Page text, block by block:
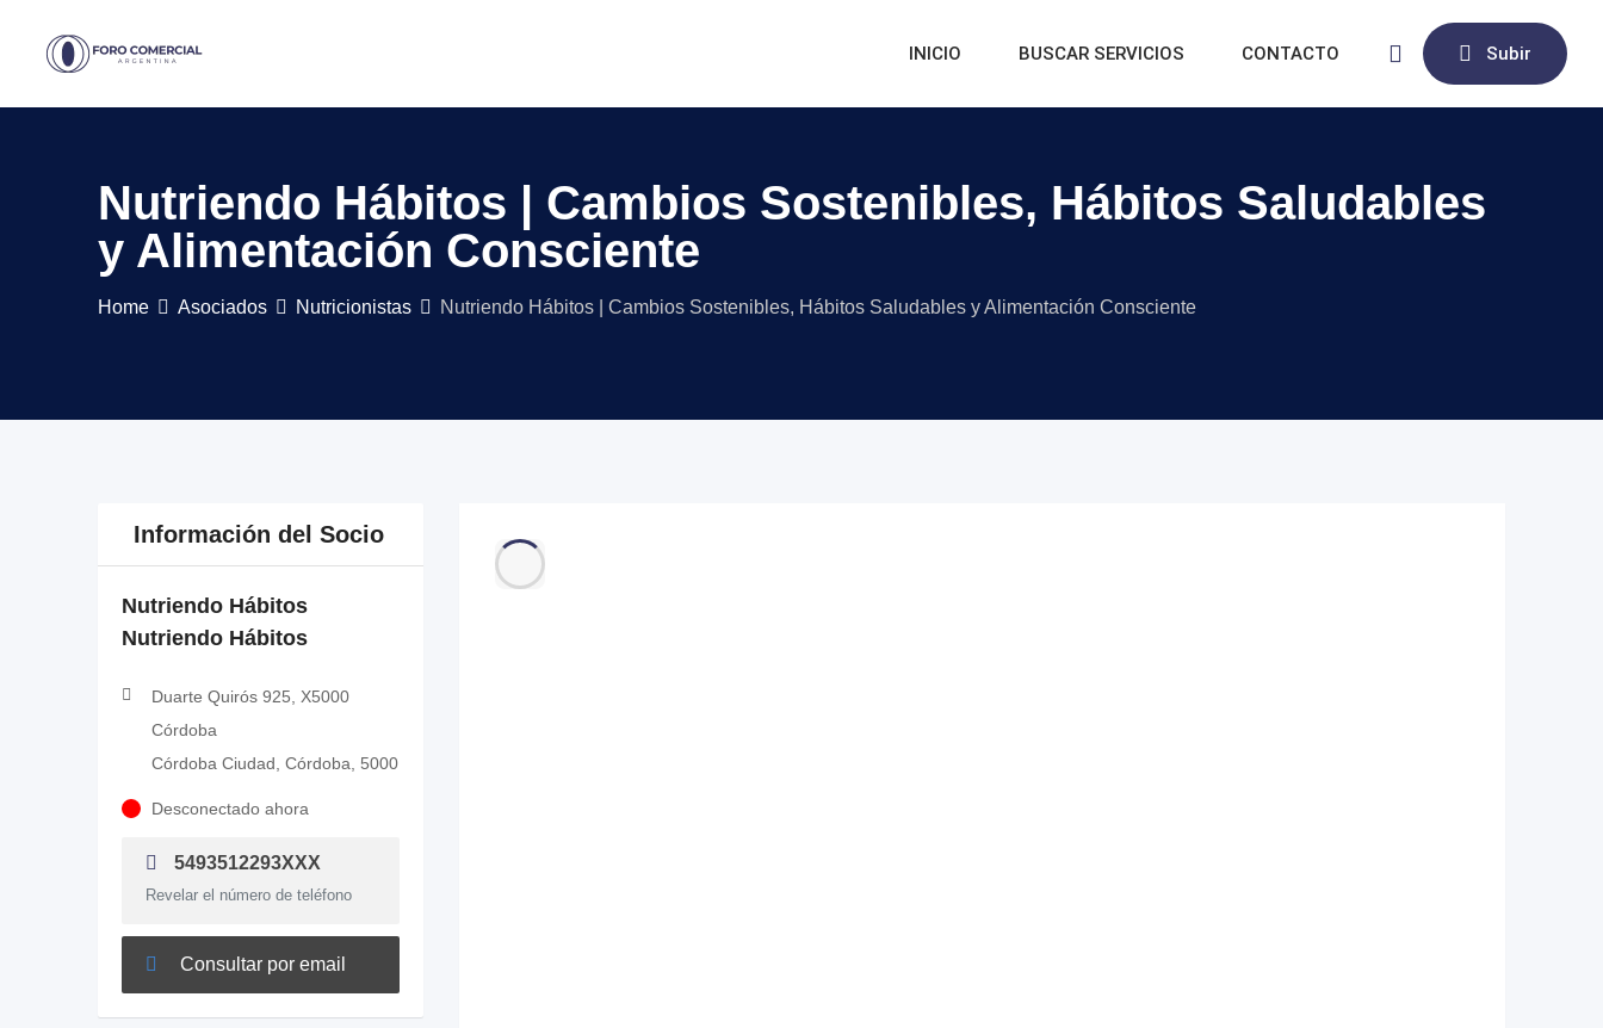
Subir
INICIO BUSCAR SERVICIOS CONTACTO
Nutriendo Hábitos | Cambios Sostenibles, Hábitos Saludables
y Alimentación Consciente
Home Asociados Nutricionistas Nutriendo Hábitos | Cambios Sostenibles, Hábitos Saludables y Alimentación Consciente
Información del Socio
Nutriendo Hábitos
Nutriendo Hábitos
Duarte Quirós 925, X5000
Córdoba
Córdoba Ciudad, Córdoba, 5000
Desconectado ahora
5493512293XXX
Revelar el número de teléfono
Consultar por email